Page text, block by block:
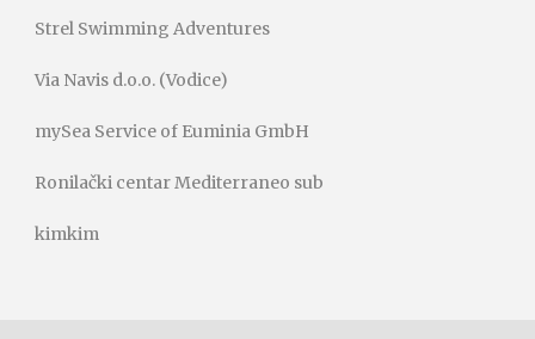
Strel Swimming Adventures
Via Navis d.o.o. (Vodice)
mySea Service of Euminia GmbH
Ronilački centar Mediterraneo sub
kimkim